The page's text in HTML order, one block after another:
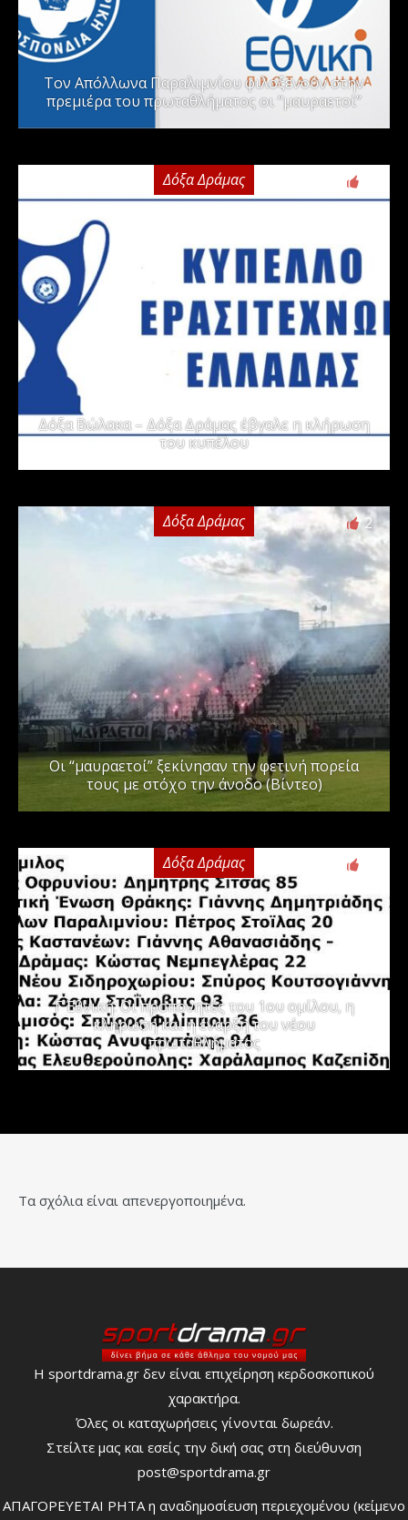
Τον Απόλλωνα Παραλιμνίου φιλοξενούν στην
πρεμιέρα του πρωταθλήματος οι “μαυραετοί”
Δόξα Δράμας
Δόξα Βώλακα – Δόξα Δράμας έβγαλε η κλήρωση
του κυπέλου
Δόξα Δράμας 2
Οι “μαυραετοί” ξεκίνησαν την φετινή πορεία
τους με στόχο την άνοδο (Βίντεο)
Δόξα Δράμας
Γ΄ Εθνική: Οι προπονητές του 1ου ομίλου, η
κλήρωση και η έναρξη του νέου
πρωταθλήματος
Τα σχόλια είναι απενεργοποιημένα.
Η sportdrama.gr δεν είναι επιχείρηση κερδοσκοπικού
χαρακτήρα.
Όλες οι καταχωρήσεις γίνονται δωρεάν.
Στείλτε μας και εσείς την δική σας στη διεύθυνση
post@sportdrama.gr
ΑΠΑΓΟΡΕΥΕΤΑΙ ΡΗΤΑ η αναδημοσίευση περιεχομένου (κείμενο